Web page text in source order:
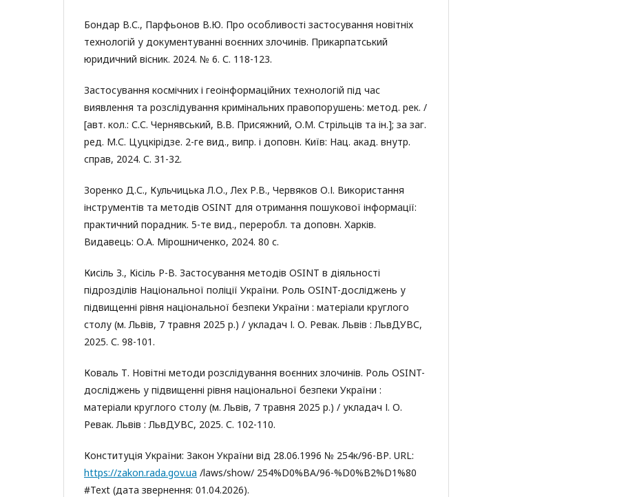
Бондар В.С., Парфьонов В.Ю. Про особливості застосування новітніх
технологій у документуванні воєнних злочинів. Прикарпатський
юридичний вісник. 2024. № 6. С. 118-123.
Застосування космічних і геоінформаційних технологій під час
виявлення та розслідування кримінальних правопорушень: метод. рек. /
[авт. кол.: С.С. Чернявський, В.В. Присяжний, О.М. Стрільців та ін.]; за заг.
ред. М.С. Цуцкірідзе. 2-ге вид., випр. і доповн. Київ: Нац. акад. внутр.
справ, 2024. С. 31-32.
Зоренко Д.С., Кульчицька Л.О., Лех Р.В., Червяков О.І. Використання
інструментів та методів OSINT для отримання пошукової інформації:
практичний порадник. 5-те вид., переробл. та доповн. Харків.
Видавець: О.А. Мірошниченко, 2024. 80 с.
Кисіль З., Кісіль Р-В. Застосування методів OSINT в діяльності
підрозділів Національної поліції України. Роль OSINT-досліджень у
підвищенні рівня національної безпеки України : матеріали круглого
столу (м. Львів, 7 травня 2025 р.) / укладач І. О. Ревак. Львів : ЛьвДУВС,
2025. С. 98-101.
Коваль Т. Новітні методи розслідування воєнних злочинів. Роль OSINT-
досліджень у підвищенні рівня національної безпеки України :
матеріали круглого столу (м. Львів, 7 травня 2025 р.) / укладач І. О.
Ревак. Львів : ЛьвДУВС, 2025. С. 102-110.
Конституція України: Закон України від 28.06.1996 № 254к/96-ВР. URL:
https://zakon.rada.gov.ua /laws/show/ 254%D0%BA/96-%D0%B2%D1%80
#Text (дата звернення: 01.04.2026).